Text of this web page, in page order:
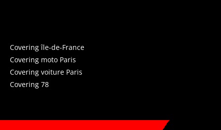
Covering île-de-France
Covering moto Paris
Covering voiture Paris
Covering 78